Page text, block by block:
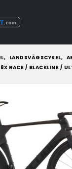
, LANDSVÄGSCYKEL,
RACE / BLACKLINE /